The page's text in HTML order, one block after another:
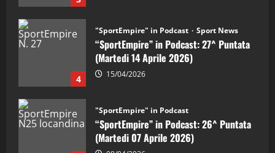
4
5
"SportEmpire" in Podcast
“SportEmpire” in Podcast: 26^ Puntata
(Martedi 07 Aprile 2026)
"SportEmpire" in Podcast
“SportEmpire” in Podcast: 30^ Puntata
(Martedi 05 Maggio 2026)